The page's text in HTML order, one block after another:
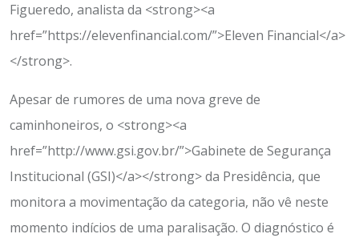
Figueredo, analista da <strong><a
href=”https://elevenfinancial.com/”>Eleven Financial</a>
</strong>.
Apesar de rumores de uma nova greve de
caminhoneiros, o <strong><a
href=”http://www.gsi.gov.br/”>Gabinete de Segurança
Institucional (GSI)</a></strong> da Presidência, que
monitora a movimentação da categoria, não vê neste
momento indícios de uma paralisação. O diagnóstico é